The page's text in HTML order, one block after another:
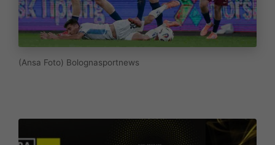
(Ansa Foto) Bolognasportnews